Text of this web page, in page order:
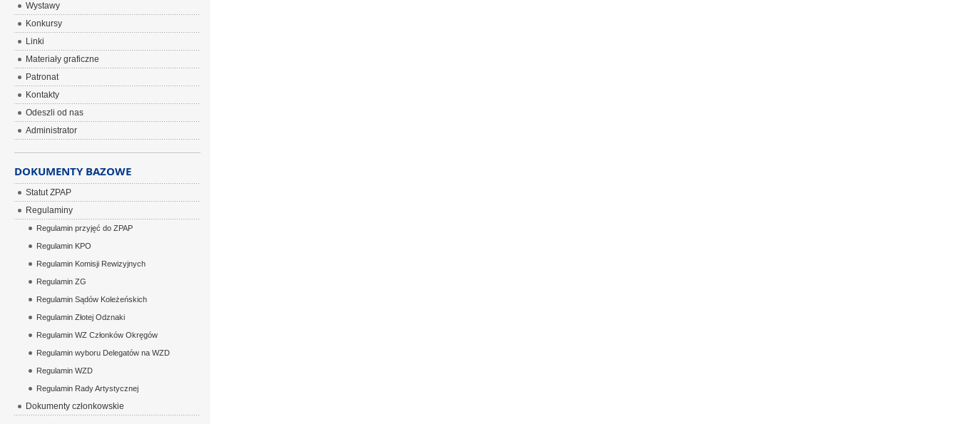
Wystawy
Konkursy
Linki
Materiały graficzne
Patronat
Kontakty
Odeszli od nas
Administrator
DOKUMENTY BAZOWE
Statut ZPAP
Regulaminy
Regulamin przyjęć do ZPAP
Regulamin KPO
Regulamin Komisji Rewizyjnych
Regulamin ZG
Regulamin Sądów Koleżeńskich
Regulamin Złotej Odznaki
Regulamin WZ Członków Okręgów
Regulamin wyboru Delegatów na WZD
Regulamin WZD
Regulamin Rady Artystycznej
Dokumenty członkowskie